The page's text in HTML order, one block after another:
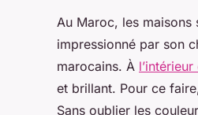
Au Maroc, les maisons
impressionné par son
marocains. À
et brillant. Pour ce
Sans oublier les